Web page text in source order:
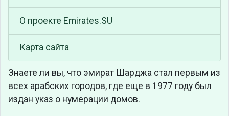
О проекте Emirates.SU
Карта сайта
Знаете ли вы, что эмират Шарджа стал первым из
всех арабских городов, где еще в 1977 году был
издан указ о нумерации домов.